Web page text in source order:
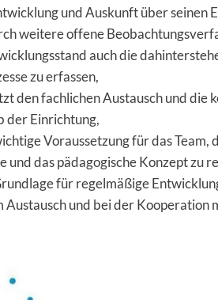
und Auskunft über seinen
weitere offene
auch die
zu erfassen,
den fachlichen Austausch und die
der Einrichtung,
Voraussetzung für das Team,
und das pädagogische Konzept zu
für regelmäßige
Austausch und bei der Kooperation